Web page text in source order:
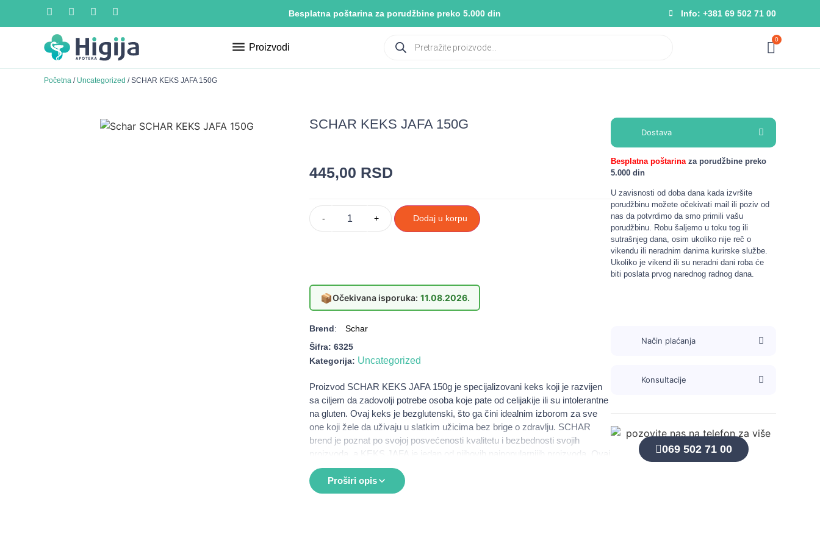
Besplatna poštarina za porudžbine preko 5.000 din Info: +381 69 502 71 00
Proizvodi
0
Početna / Uncategorized / SCHAR KEKS JAFA 150G
SCHAR KEKS JAFA 150G
445,00 RSD
- + Dodaj u korpu
📦Očekivana isporuka: 11.08.2026.
Brend:
Schar
Šifra:6325
Kategorija: Uncategorized
Proizvod SCHAR KEKS JAFA 150g je specijalizovani keks koji je razvijen
sa ciljem da zadovolji potrebe osoba koje pate od celijakije ili su intolerantne
na gluten. Ovaj keks je bezglutenski, što ga čini idealnim izborom za sve
one koji žele da uživaju u slatkim užicima bez brige o zdravlju. SCHAR
brend je poznat po svojoj posvećenosti kvalitetu i bezbednosti svojih
proizvoda, a KEKS JAFA je jedan od njihovih najpopularnijih proizvoda. Ovaj
keks se odlikuje bogatim ukusom i hrskavom teksturom, što ga čini
savršenim za uživanje uz kafu ili čaj.
Proširi opis
Dostava
Besplatna poštarina za porudžbine preko
5.000 din
U zavisnosti od doba dana kada izvršite
porudžbinu možete očekivati mail ili poziv od
nas da potvrdimo da smo primili vašu
porudžbinu. Robu šaljemo u toku tog ili
sutrašnjeg dana, osim ukoliko nije reč o
vikendu ili neradnim danima kurirske službe.
Ukoliko je vikend ili su neradni dani roba će
biti poslata prvog narednog radnog dana.
Način plaćanja
Konsultacije
069 502 71 00